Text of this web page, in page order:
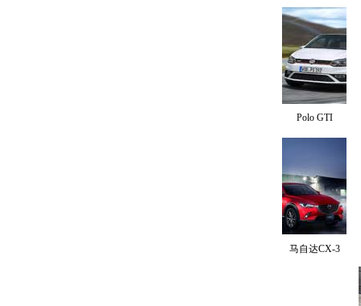
Polo GTI
马自达CX-3